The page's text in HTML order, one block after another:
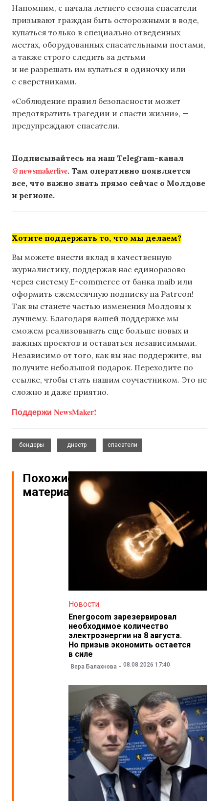
Напомним, с начала летнего сезона спасатели
призывают граждан быть осторожными в воде,
купаться только в специально отведенных
местах, оборудованных спасательными постами,
а также строго следить за детьми
и не разрешать им купаться в одиночку или
с сверстниками.
«Соблюдение правил безопасности может
предотвратить трагедии и спасти жизни», —
предупреждают спасатели.
Подписывайтесь на наш Telegram-канал
@newsmakerlive. Там оперативно появляется
все, что важно знать прямо сейчас о Молдове
и регионе.
Хотите поддержать то, что мы делаем?
Вы можете внести вклад в качественную
журналистику, поддержав нас единоразово
через систему E-commerce от банка maib или
оформить ежемесячную подписку на Patreon!
Так вы станете частью изменения Молдовы к
лучшему. Благодаря вашей поддержке мы
сможем реализовывать еще больше новых и
важных проектов и оставаться независимыми.
Независимо от того, как вы нас поддержите, вы
получите небольшой подарок. Переходите по
ссылке, чтобы стать нашим соучастником. Это не
сложно и даже приятно.
Поддержи NewsMaker!
бендеры
днестр
спасатели
Похожие
материалы
Новости
Energocom зарезервировал
необходимое количество
электроэнергии на 8 августа.
Но призыв экономить остается
в силе
Вера Балахнова 08.08.2026 17:40